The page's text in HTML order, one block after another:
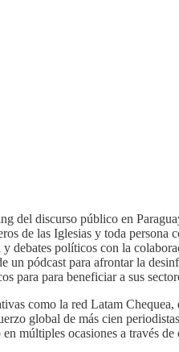
del discurso público en
de las Iglesias y toda
debates políticos con la
un pódcast para afrontar la
para para beneficiar a sus
como la red Latam
global de más cien
múltiples ocasiones a través